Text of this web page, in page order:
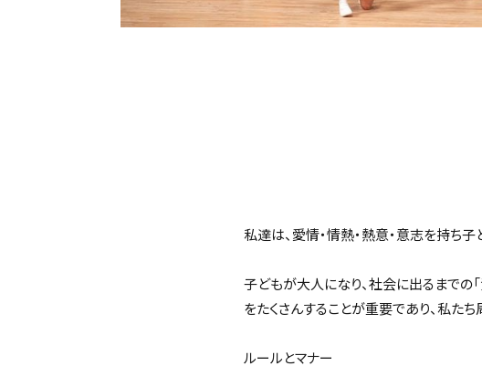
私達は、愛情・情熱・熱意・意志を持ち
子どもが大人になり、社会に出るまでの
をたくさんすることが重要であり、私た
ルールとマナー